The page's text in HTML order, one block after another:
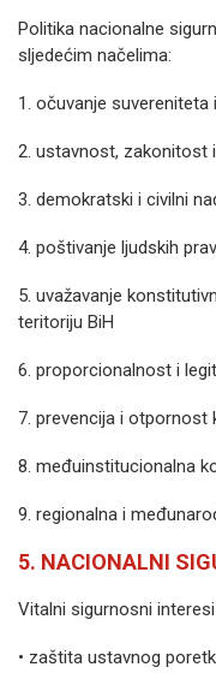
Politika nacionalne
sljedećim načelima:
1. očuvanje
2. ustavnost, zakonitost
3. demokratski i civilni
4. poštivanje ljudskih
5. uvažavanje
teritoriju BiH
6. proporcionalnost i
7. prevencija i otpornost
8. međuinstitucionalna
9. regionalna i
5. NACIONALNI
Vitalni sigurnosni
• zaštita ustavnog